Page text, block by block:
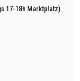
17-18h Marktplatz)